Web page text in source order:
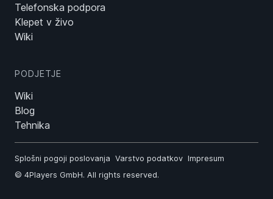
Telefonska podpora
Klepet v živo
Wiki
PODJETJE
Wiki
Blog
Tehnika
© 4Players GmbH. All rights reserved.
Splošni pogoji poslovanja Varstvo podatkov Impresum